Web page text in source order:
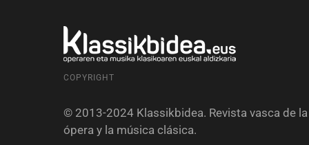
COPYRIGHT
© 2013-2024 Klassikbidea. Revista vasca de la
ópera y la música clásica.